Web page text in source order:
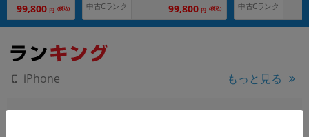
99,800 円 (税込) 中古Cランク 99,800 円 (税込) 中古Cランク
iPhone もっと見る